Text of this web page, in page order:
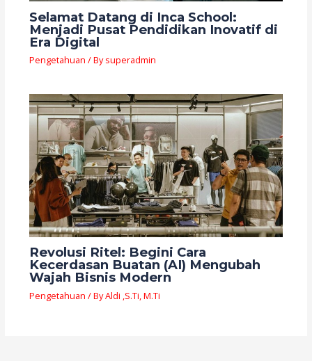
Selamat Datang di Inca School:
Menjadi Pusat Pendidikan Inovatif di
Era Digital
Pengetahuan / Bysuperadmin
Revolusi Ritel: Begini Cara
Kecerdasan Buatan (AI) Mengubah
Wajah Bisnis Modern
Pengetahuan / ByAldi ,S.Ti, M.Ti